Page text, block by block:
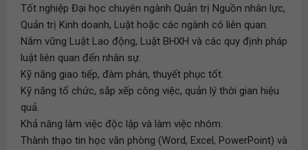
Tốt nghiệp Đại học chuyên ngành Quản trị Nguồn nhân lực,
Quản trị Kinh doanh, Luật hoặc các ngành có liên quan.
Nắm vững Luật Lao động, Luật BHXH và các quy định pháp
luật liên quan đến nhân sự.
Kỹ năng giao tiếp, đàm phán, thuyết phục tốt.
Kỹ năng tổ chức, sắp xếp công việc, quản lý thời gian hiệu
quả.
Khả năng làm việc độc lập và làm việc nhóm.
Thành thạo tin học văn phòng (Word, Excel, PowerPoint) và